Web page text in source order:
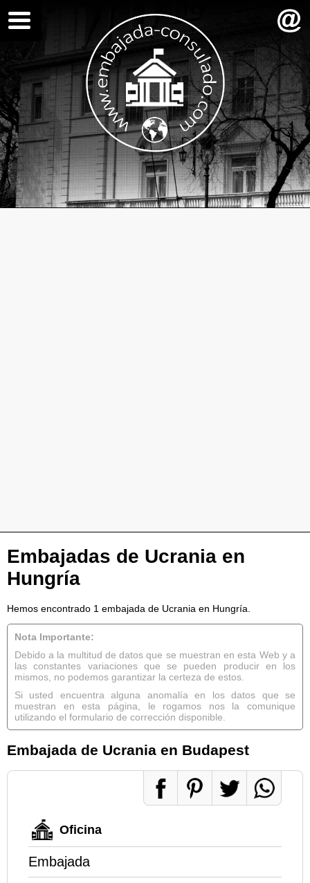
Embajadas de Ucrania en
Hungría
Hemos encontrado 1 embajada de Ucrania en Hungría.
Nota Importante:
Debido a la multitud de datos que se muestran en esta Web y a
las constantes variaciones que se pueden producir en los
mismos, no podemos garantizar la certeza de estos.
Si usted encuentra alguna anomalía en los datos que se
muestran en esta página, le rogamos nos la comunique
utilizando el formulario de corrección disponible.
Embajada de Ucrania en Budapest
Oficina
Embajada